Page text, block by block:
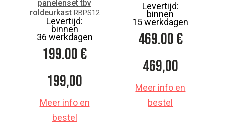
panelenset tbv
roldeurkast RBPS12
Levertijd:
binnen
36 werkdagen
199.00€
199,00
Meer info en
bestel
Levertijd:
binnen
15 werkdagen
469.00€
469,00
Meer info en
bestel